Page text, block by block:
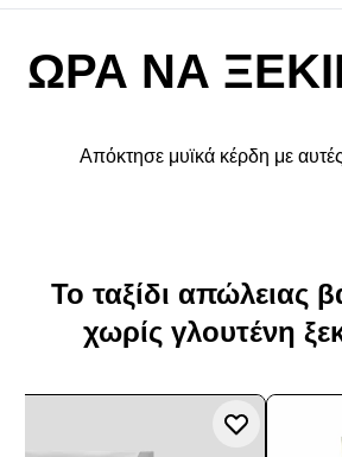
ΩΡΑ ΝΑ
Απόκτησε μυϊκά κέρδη με αυτές
Το ταξίδι απώλειας
χωρίς γλουτένη